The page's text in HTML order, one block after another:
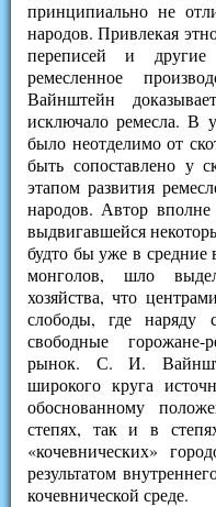
принципиально не
народов. Привлекая
переписей и другие
ремесленное
Вайнштейн
исключало ремесла. В
было неотделимо от
быть сопоставлено у
этапом развития
народов. Автор
выдвигавшейся
будто бы уже в средние
монголов, шло
хозяйства, что
слободы, где наряду
свободные
рынок. С. И.
широкого круга
обоснованному
степях, так и в
«кочевнических»
результатом
кочевнической среде.